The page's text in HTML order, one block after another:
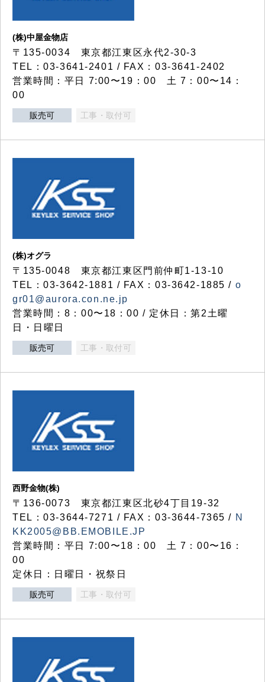
(株)中屋金物店
〒135-0034 東京都江東区永代2-30-3
TEL：03-3641-2401 / FAX：03-3641-2402
営業時間：平日 7:00〜19：00 土 7：00〜14：
00
販売可 工事・取付可
(株)オグラ
〒135-0048 東京都江東区門前仲町1-13-10
TEL：03-3642-1881 / FAX：03-3642-1885 / o
gr01@aurora.con.ne.jp
営業時間：8：00〜18：00 / 定休日：第2土曜
日・日曜日
販売可 工事・取付可
西野金物(株)
〒136-0073 東京都江東区北砂4丁目19-32
TEL：03‐3644‐7271 / FAX：03-3644-7365 / N
KK2005@BB.EMOBILE.JP
営業時間：平日 7:00〜18：00 土 7：00〜16：
00
定休日：日曜日・祝祭日
販売可 工事・取付可